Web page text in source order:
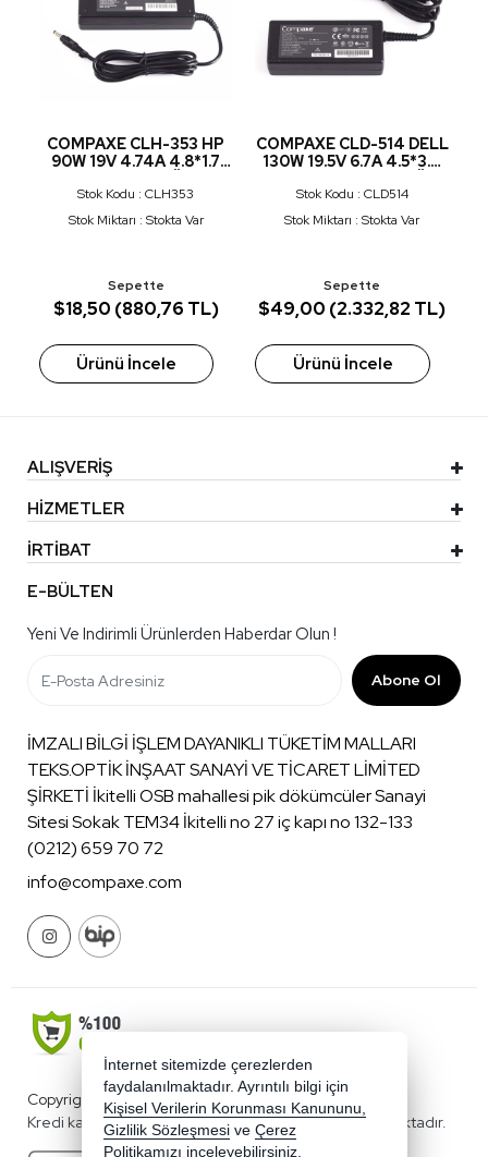
COMPAXE CLH-353 HP
90W 19V 4.74A 4.8*1.7
Stok Kodu : CLH353
Stok Miktarı : Stokta Var
Sepette
$18,50 (880,76 TL)
Ürünü İncele
COMPAXE CLD-514 DELL
130W 19.5V 6.7A 4.5*3.0
Stok Kodu : CLD514
Stok Miktarı : Stokta Var
Sepette
$49,00 (2.332,82 TL)
Ürünü İncele
ALIŞVERİŞ
HİZMETLER
İRTİBAT
E-BÜLTEN
Yeni Ve Indirimli Ürünlerden Haberdar Olun !
Abone Ol
İMZALI BİLGİ İŞLEM DAYANIKLI TÜKETİM MALLARI
TEKS.OPTİK İNŞAAT SANAYİ VE TİCARET LİMİTED
ŞİRKETİ İkitelli OSB mahallesi pik dökümcüler Sanayi
Sitesi Sokak TEM34 İkitelli no 27 iç kapı no 132-133
(0212) 659 70 72
info@compaxe.com
Copyright 2026 compaxe.com - Tüm hakları saklıdır.
Kredi kartı bilgileriniz 256bit SSL sertifikası ile korunmaktadır.
İnternet sitemizde çerezlerden
faydalanılmaktadır. Ayrıntılı bilgi için
Kişisel Verilerin Korunması Kanununu,
Gizlilik Sözleşmesi ve Çerez
Politikamızı inceleyebilirsiniz.